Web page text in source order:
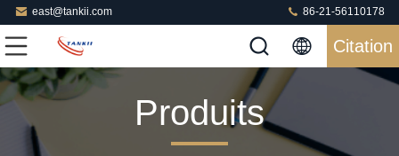
east@tankii.com 86-21-56110178
Citation
Produits